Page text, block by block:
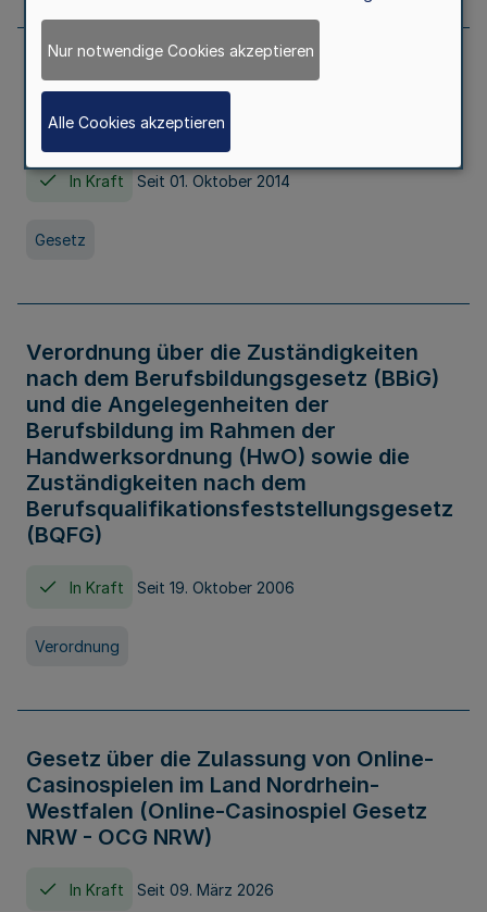
Gesetz über die Hochschulen des Landes
Nordrhein-Westfalen (Hochschulgesetz -
HG)
In Kraft Seit 01. Oktober 2014
Gesetz
Verordnung über die Zuständigkeiten
nach dem Berufsbildungsgesetz (BBiG)
und die Angelegenheiten der
Berufsbildung im Rahmen der
Handwerksordnung (HwO) sowie die
Zuständigkeiten nach dem
Berufsqualifikationsfeststellungsgesetz
(BQFG)
In Kraft Seit 19. Oktober 2006
Verordnung
Gesetz über die Zulassung von Online-
Casinospielen im Land Nordrhein-
Westfalen (Online-Casinospiel Gesetz
NRW - OCG NRW)
In Kraft Seit 09. März 2026
Nur notwendige Cookies akzeptieren
Alle Cookies akzeptieren